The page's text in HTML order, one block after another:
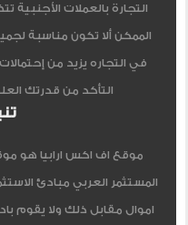
التجارة بالعملات
الممكن ألا تكون مناسبة
في التجاره يزيد من
التأكد من قدرتك
موقع اف اكس ارابيا هو
المستثمر العربي مبادئ
اموال مقابل ذلك ولا يقوم